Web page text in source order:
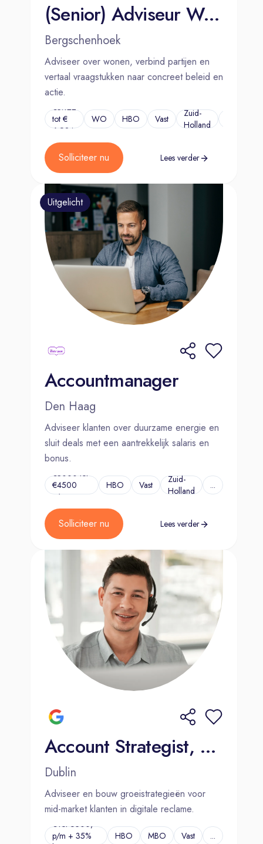
(Senior) Adviseur Wonen
Bergschenhoek
Adviseer over wonen, verbind partijen en
vertaal vraagstukken naar concreet beleid en
actie.
€5.122
tot €
6.924
WO HBO Vast
Zuid-
Holland
Solliciteer nu Lees verder
Uitgelicht
Accountmanager
Den Haag
Adviseer klanten over duurzame energie en
sluit deals met een aantrekkelijk salaris en
bonus.
€3000 tot
€4500
p/m
HBO Vast
Zuid-
Holland
...
Solliciteer nu Lees verder
Account Strategist, Mid-Market Sales (French and Dutch)
Dublin
Adviseer en bouw groeistrategieën voor
mid-market klanten in digitale reclame.
€Tot 6500,-
p/m + 35%
HBO MBO Vast ...